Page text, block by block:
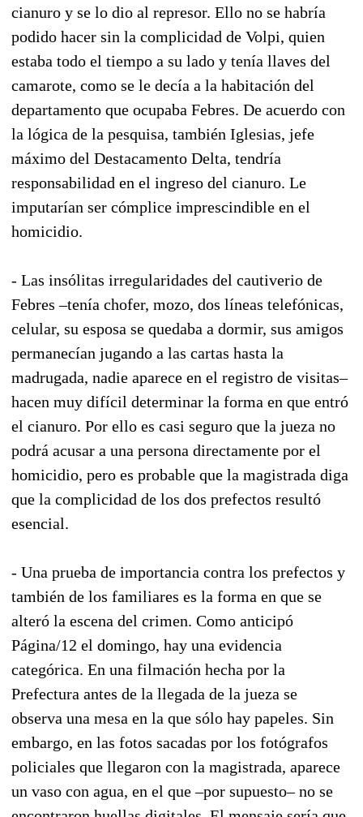
cianuro y se lo dio al represor. Ello no se habría
podido hacer sin la complicidad de Volpi, quien
estaba todo el tiempo a su lado y tenía llaves del
camarote, como se le decía a la habitación del
departamento que ocupaba Febres. De acuerdo con
la lógica de la pesquisa, también Iglesias, jefe
máximo del Destacamento Delta, tendría
responsabilidad en el ingreso del cianuro. Le
imputarían ser cómplice imprescindible en el
homicidio.
- Las insólitas irregularidades del cautiverio de
Febres –tenía chofer, mozo, dos líneas telefónicas,
celular, su esposa se quedaba a dormir, sus amigos
permanecían jugando a las cartas hasta la
madrugada, nadie aparece en el registro de visitas–
hacen muy difícil determinar la forma en que entró
el cianuro. Por ello es casi seguro que la jueza no
podrá acusar a una persona directamente por el
homicidio, pero es probable que la magistrada diga
que la complicidad de los dos prefectos resultó
esencial.
- Una prueba de importancia contra los prefectos y
también de los familiares es la forma en que se
alteró la escena del crimen. Como anticipó
Página/12 el domingo, hay una evidencia
categórica. En una filmación hecha por la
Prefectura antes de la llegada de la jueza se
observa una mesa en la que sólo hay papeles. Sin
embargo, en las fotos sacadas por los fotógrafos
policiales que llegaron con la magistrada, aparece
un vaso con agua, en el que –por supuesto– no se